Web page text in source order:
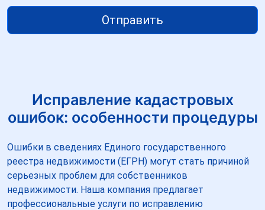
Отправить
Исправление кадастровых
ошибок: особенности процедуры
Ошибки в сведениях Единого государственного
реестра недвижимости (ЕГРН) могут стать причиной
серьезных проблем для собственников
недвижимости. Наша компания предлагает
профессиональные услуги по исправлению